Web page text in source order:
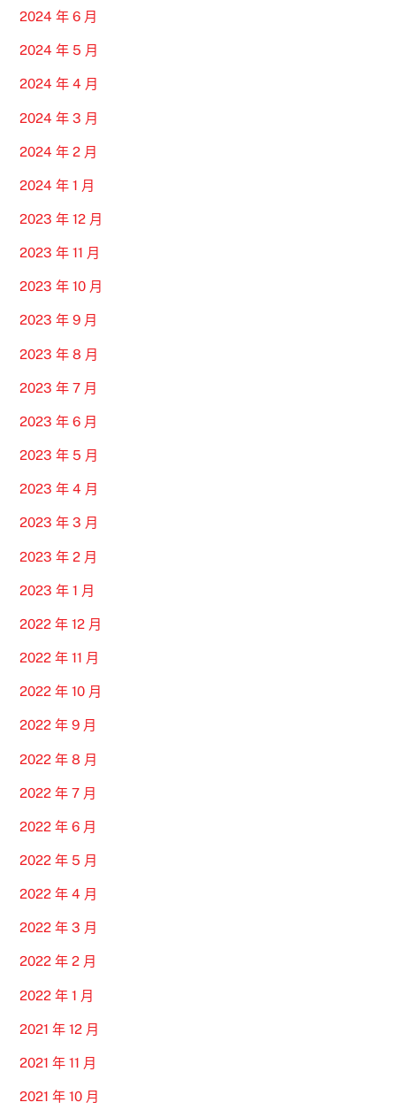
2024 年 6 月
2024 年 5 月
2024 年 4 月
2024 年 3 月
2024 年 2 月
2024 年 1 月
2023 年 12 月
2023 年 11 月
2023 年 10 月
2023 年 9 月
2023 年 8 月
2023 年 7 月
2023 年 6 月
2023 年 5 月
2023 年 4 月
2023 年 3 月
2023 年 2 月
2023 年 1 月
2022 年 12 月
2022 年 11 月
2022 年 10 月
2022 年 9 月
2022 年 8 月
2022 年 7 月
2022 年 6 月
2022 年 5 月
2022 年 4 月
2022 年 3 月
2022 年 2 月
2022 年 1 月
2021 年 12 月
2021 年 11 月
2021 年 10 月